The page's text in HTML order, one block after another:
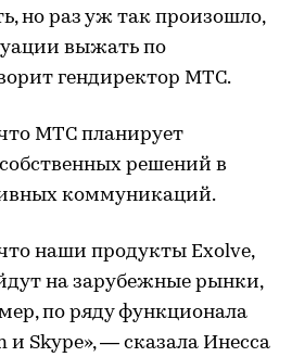
но раз уж так произошло,
выжать по
гендиректор МТС.
МТС планирует
решений в
коммуникаций.
наши продукты Exolve,
на зарубежные рынки,
по ряду функционала
и Skype», — сказала Инесса